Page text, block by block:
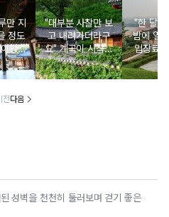
만 지
정도
황이
욱 유
당
"대부분 사찰만 보
고 내려가더라구
요" 계곡이 시작되
는 입구에 있는 사
찰
"한 달에
밤에 열
입장료
산책길
품인 전
전다음
성벽을 천천히 둘러보며 걷기 좋은